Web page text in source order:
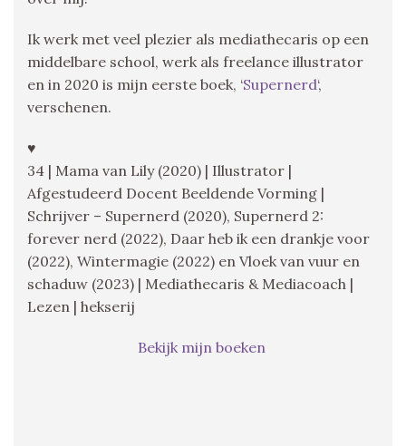
Ik werk met veel plezier als mediathecaris op een
middelbare school, werk als freelance illustrator
en in 2020 is mijn eerste boek, ‘Supernerd‘,
verschenen.
♥
34 | Mama van Lily (2020) | Illustrator |
Afgestudeerd Docent Beeldende Vorming |
Schrijver – Supernerd (2020), Supernerd 2:
forever nerd (2022), Daar heb ik een drankje voor
(2022), Wintermagie (2022) en Vloek van vuur en
schaduw (2023) | Mediathecaris & Mediacoach |
Lezen | hekserij
Bekijk mijn boeken